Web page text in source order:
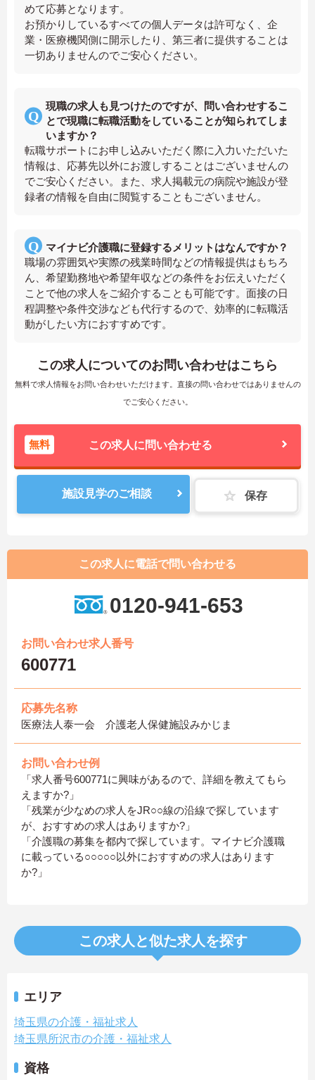
めて応募となります。
お預かりしているすべての個人データは許可なく、企
業・医療機関側に開示したり、第三者に提供することは
一切ありませんのでご安心ください。
現職の求人も見つけたのですが、問い合わせするこ
とで現職に転職活動をしていることが知られてしま
いますか？
転職サポートにお申し込みいただく際に入力いただいた
情報は、応募先以外にお渡しすることはございませんの
でご安心ください。また、求人掲載元の病院や施設が登
録者の情報を自由に閲覧することもございません。
マイナビ介護職に登録するメリットはなんですか？
職場の雰囲気や実際の残業時間などの情報提供はもちろ
ん、希望勤務地や希望年収などの条件をお伝えいただく
ことで他の求人をご紹介することも可能です。面接の日
程調整や条件交渉なども代行するので、効率的に転職活
動がしたい方におすすめです。
この求人についてのお問い合わせはこちら
無料で求人情報をお問い合わせいただけます。直接の問い合わせではありませんの
でご安心ください。
無料 この求人に問い合わせる
施設見学のご相談 保存
この求人に電話で問い合わせる
0120-941-653
お問い合わせ求人番号
600771
応募先名称
医療法人泰一会 介護老人保健施設みかじま
お問い合わせ例
「求人番号600771に興味があるので、詳細を教えてもら
えますか?」
「残業が少なめの求人をJR○○線の沿線で探しています
が、おすすめの求人はありますか?」
「介護職の募集を都内で探しています。マイナビ介護職
に載っている○○○○○以外におすすめの求人はあります
か?」
この求人と似た求人を探す
エリア
埼玉県の介護・福祉求人
埼玉県所沢市の介護・福祉求人
資格